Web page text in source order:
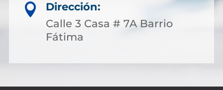

Dirección:
Calle 3 Casa # 7A Barrio
Fátima